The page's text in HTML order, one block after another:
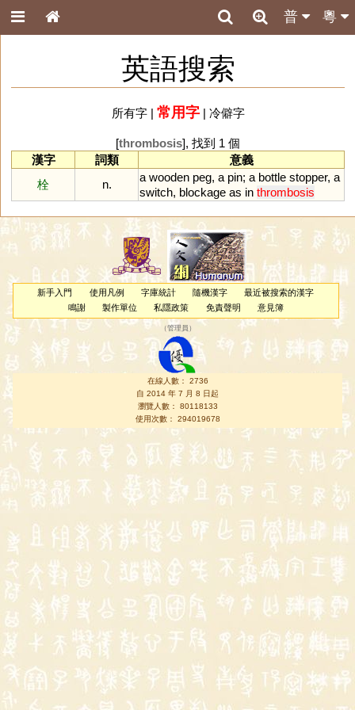
粵
普
英語搜索
所有字| 常用字| 冷僻字
[thrombosis], 找到 1 個
漢字
詞類
意義
栓
n.
a wooden peg, a pin; a bottle stopper, a
switch, blockage as in thrombosis
新手入門 使用凡例 字庫統計 隨機漢字
最近被搜索的漢字
鳴謝
製作單位 私隱政策 免責聲明 意見簿
（管理員 ）
在線人數： 2736
自 2014 年 7 月 8 日起
瀏覽人數： 80118133
使用次數： 294019678